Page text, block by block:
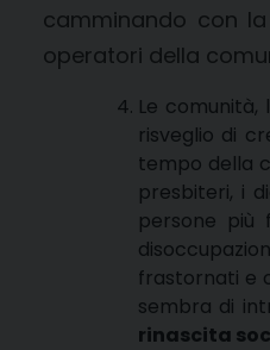
camminando con
operatori della
Le
risveglio di
tempo della
presbiteri, i
persone più
frastornati e
sembra di
rinascita